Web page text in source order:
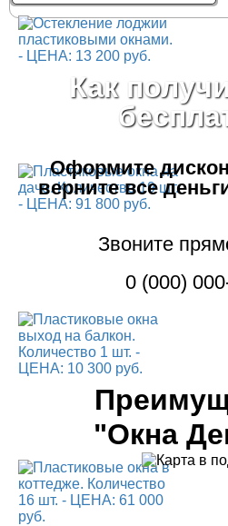
Как
Оформите
верните все
Звоните
0 (000)
"Окна